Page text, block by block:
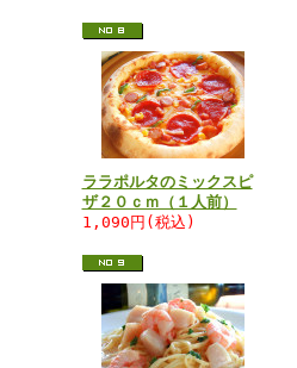
ララポルタのミックスピ
ザ２０ｃｍ（１人前）
1,090円(税込)